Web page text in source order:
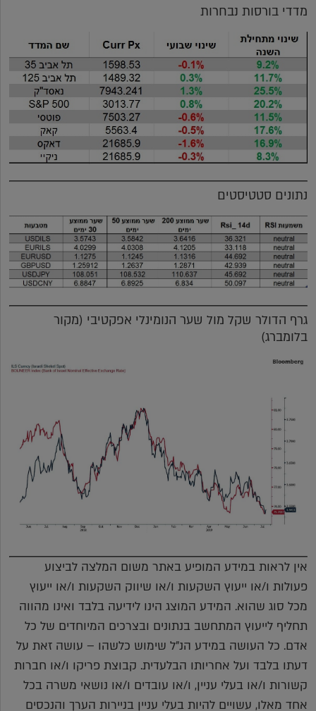
מדדי בורסות נבחרות
נתונים סטטיסטים
גרף הדולר שקל מול שער הנומינלי אפקטיבי (מקור
בלומברג)
אין לראות במידע המופיע באתר משום המלצה לביצוע
פעולות ו/או ייעוץ השקעות ו/או שיווק השקעות ו/או ייעוץ
מכל סוג שהוא. המידע המוצג הינו לידיעה בלבד ואינו מהווה
תחליף לייעוץ המתחשב בנתונים ובצרכים המיוחדים של כל
אדם. כל העושה במידע הנ"ל שימוש כלשהו – עושה זאת על
דעתו בלבד ועל אחריותו הבלעדית. קבוצת פריקו ו/או חברות
קשורות ו/או בעלי עניין, ו/או עובדים ו/או נושאי משרה בכל
אחד מאלו, עשויים להיות בעלי עניין בניירות הערך והנכסים